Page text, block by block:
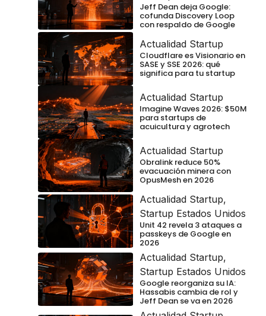
Jeff Dean deja Google:
cofunda Discovery Loop
con respaldo de Google
Actualidad Startup
Cloudflare es Visionario en
SASE y SSE 2026: qué
significa para tu startup
Actualidad Startup
Imagine Waves 2026: $50M
para startups de
acuicultura y agrotech
Actualidad Startup
Obralink reduce 50%
evacuación minera con
OpusMesh en 2026
Actualidad Startup,
Startup Estados Unidos
Unit 42 revela 3 ataques a
passkeys de Google en
2026
Actualidad Startup,
Startup Estados Unidos
Google reorganiza su IA:
Hassabis cambia de rol y
Jeff Dean se va en 2026